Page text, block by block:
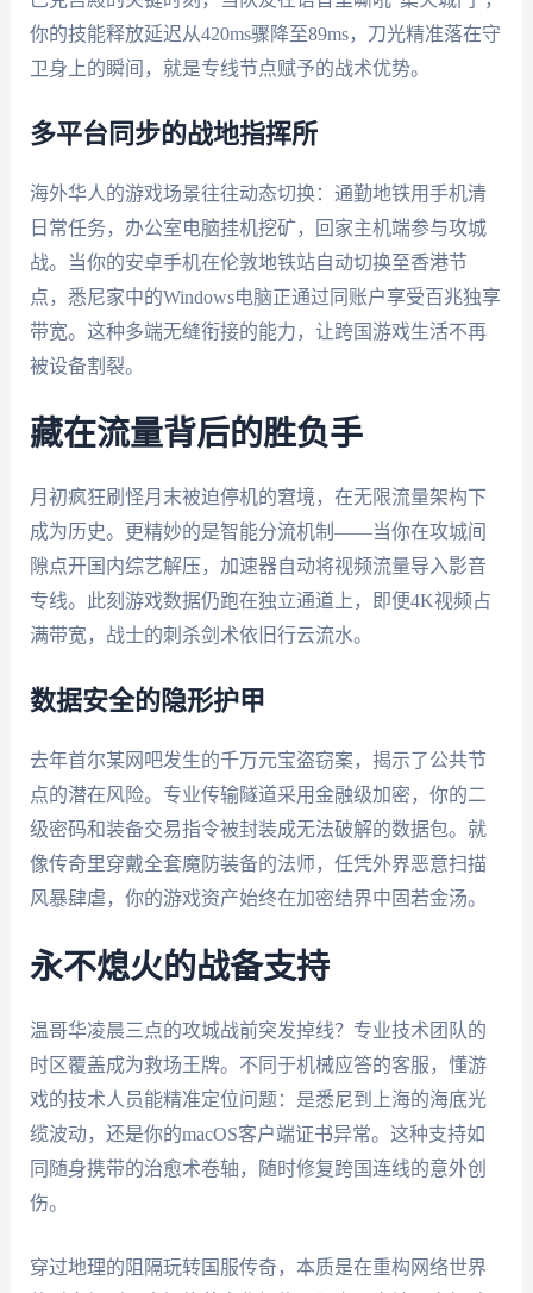
你的技能释放延迟从420ms骤降至89ms，刀光精准落在守
卫身上的瞬间，就是专线节点赋予的战术优势。
多平台同步的战地指挥所
海外华人的游戏场景往往动态切换：通勤地铁用手机清
日常任务，办公室电脑挂机挖矿，回家主机端参与攻城
战。当你的安卓手机在伦敦地铁站自动切换至香港节
点，悉尼家中的Windows电脑正通过同账户享受百兆独享
带宽。这种多端无缝衔接的能力，让跨国游戏生活不再
被设备割裂。
藏在流量背后的胜负手
月初疯狂刷怪月末被迫停机的窘境，在无限流量架构下
成为历史。更精妙的是智能分流机制——当你在攻城间
隙点开国内综艺解压，加速器自动将视频流量导入影音
专线。此刻游戏数据仍跑在独立通道上，即便4K视频占
满带宽，战士的刺杀剑术依旧行云流水。
数据安全的隐形护甲
去年首尔某网吧发生的千万元宝盗窃案，揭示了公共节
点的潜在风险。专业传输隧道采用金融级加密，你的二
级密码和装备交易指令被封装成无法破解的数据包。就
像传奇里穿戴全套魔防装备的法师，任凭外界恶意扫描
风暴肆虐，你的游戏资产始终在加密结界中固若金汤。
永不熄火的战备支持
温哥华凌晨三点的攻城战前突发掉线？专业技术团队的
时区覆盖成为救场王牌。不同于机械应答的客服，懂游
戏的技术人员能精准定位问题：是悉尼到上海的海底光
缆波动，还是你的macOS客户端证书异常。这种支持如
同随身携带的治愈术卷轴，随时修复跨国连线的意外创
伤。
穿过地理的阻隔玩转国服传奇，本质是在重构网络世界